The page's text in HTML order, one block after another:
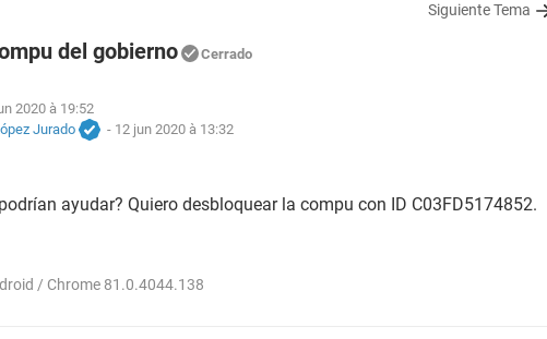
Siguiente Tema
del gobierno Cerrado
2020 à 19:52
Jurado
- 12 jun 2020 à 13:32
ayudar? Quiero desbloquear la compu con ID C03FD5174852.
/ Chrome 81.0.4044.138